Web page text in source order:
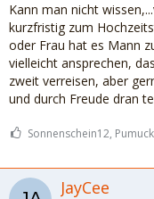
Kann man nicht
kurzfristig zum
oder Frau hat es Mann
vielleicht ansprechen,
zweit verreisen, aber
und durch Freude dran
Sonnenschein12,
JayCee